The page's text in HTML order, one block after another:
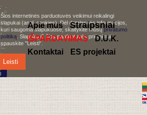
Šios internetinės parduotuvės veikimui reikalingi
slapukai (angl. cookies). Dėl detalesnės informacijos,
kuri saugoma slapukuose, skaitykite mūsųprivatumo
politiką . Slapukų iš šios parduotuvės priėmimui,
spauskite "Leisti".
Leisti
Apie mus Straipsniai
IŠPARDAVIMAS
D.U.K.
Kontaktai
ES projektai